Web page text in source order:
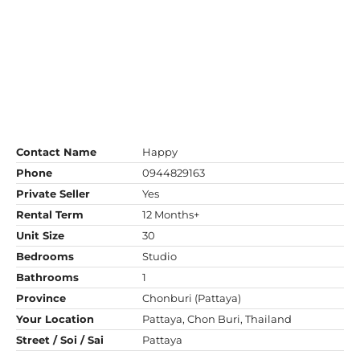
Contact Name
Happy
Phone
0944829163
Private Seller
Yes
Rental Term
12 Months+
Unit Size
30
Bedrooms
Studio
Bathrooms
1
Province
Chonburi (Pattaya)
Your Location
Pattaya, Chon Buri, Thailand
Street / Soi / Sai
Pattaya